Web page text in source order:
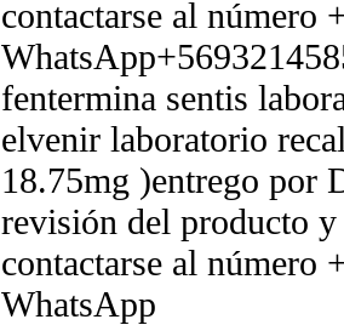
contactarse al número
fentermina sentis
elvenir laboratorio
18.75mg )entrego por
revisión del producto
contactarse al número
WhatsApp